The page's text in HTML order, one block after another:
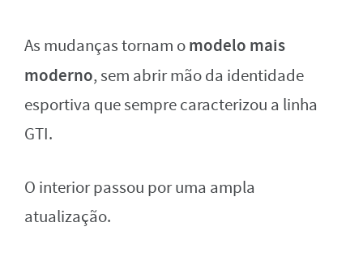
As mudanças tornam omodelo mais
moderno, sem abrir mão da identidade
esportiva que sempre caracterizou a linha
GTI.
O interior passou por uma ampla
atualização.